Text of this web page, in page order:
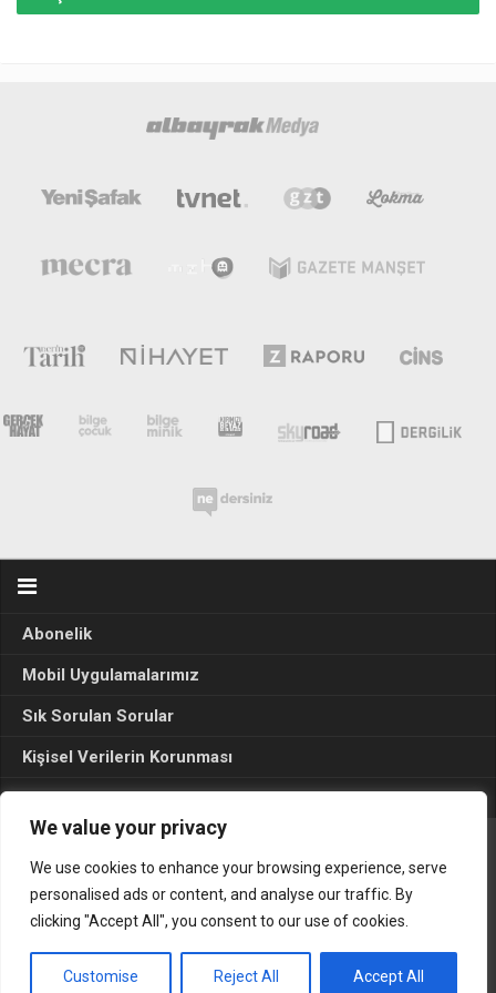
We value your privacy
We use cookies to enhance your browsing experience, serve
personalised ads or content, and analyse our traffic. By
clicking "Accept All", you consent to our use of cookies.
Customise Reject All Accept All
Abonelik
Mobil Uygulamalarımız
Sık Sorulan Sorular
Kişisel Verilerin Korunması
Seçim Sonuçları 2024
Gerçek Hayat © 2015. Her hakkı sakldır.